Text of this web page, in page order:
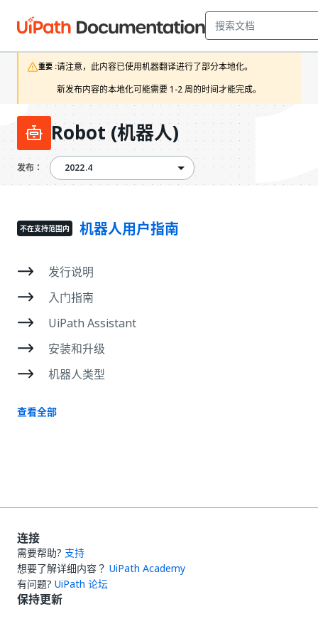
重要 :请注意，此内容已使用机器翻译进行了部分本地化。
新发布内容的本地化可能需要 1-2 周的时间才能完成。
Robot (机器人)
发布： 2022.42022.4
不在支持范围内 机器人用户指南
发行说明
入门指南
UiPath Assistant
安装和升级
机器人类型
查看全部
连接
需要帮助? 支持
想要了解详细内容？ UiPath Academy
有问题? UiPath 论坛
保持更新